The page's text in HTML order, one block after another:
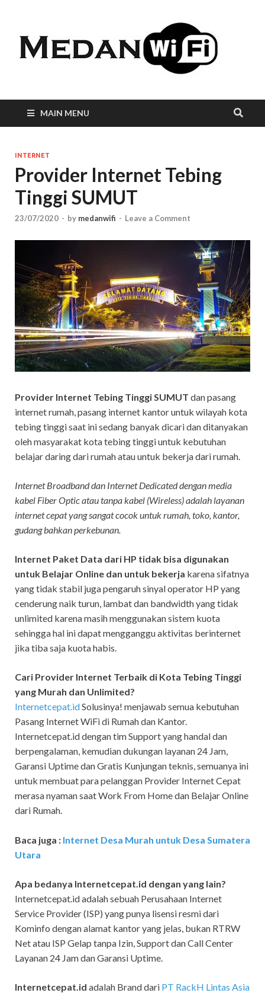
MAIN MENU
INTERNET
Provider Internet Tebing
Tinggi SUMUT
23/07/2020 - by medanwifi - Leave a Comment
Provider Internet Tebing Tinggi SUMUT dan pasang
internet rumah, pasang internet kantor untuk wilayah kota
tebing tinggi saat ini sedang banyak dicari dan ditanyakan
oleh masyarakat kota tebing tinggi untuk kebutuhan
belajar daring dari rumah atau untuk bekerja dari rumah.
Internet Broadband dan Internet Dedicated dengan media
kabel Fiber Optic atau tanpa kabel (Wireless) adalah layanan
internet cepat yang sangat cocok untuk rumah, toko, kantor,
gudang bahkan perkebunan.
Internet Paket Data dari HP tidak bisa digunakan
untuk Belajar Online dan untuk bekerja karena sifatnya
yang tidak stabil juga pengaruh sinyal operator HP yang
cenderung naik turun, lambat dan bandwidth yang tidak
unlimited karena masih menggunakan sistem kuota
sehingga hal ini dapat mengganggu aktivitas berinternet
jika tiba saja kuota habis.
Cari Provider Internet Terbaik di Kota Tebing Tinggi
yang Murah dan Unlimited?
Internetcepat.idSolusinya! menjawab semua kebutuhan
Pasang Internet WiFi di Rumah dan Kantor.
Internetcepat.id dengan tim Support yang handal dan
berpengalaman, kemudian dukungan layanan 24 Jam,
Garansi Uptime dan Gratis Kunjungan teknis, semuanya ini
untuk membuat para pelanggan Provider Internet Cepat
merasa nyaman saat Work From Home dan Belajar Online
dari Rumah.
Baca juga : Internet Desa Murah untuk Desa Sumatera
Utara
Apa bedanya Internetcepat.id dengan yang lain?
Internetcepat.id adalah sebuah Perusahaan Internet
Service Provider (ISP) yang punya lisensi resmi dari
Kominfo dengan alamat kantor yang jelas, bukan RTRW
Net atau ISP Gelap tanpa Izin, Support dan Call Center
Layanan 24 Jam dan Garansi Uptime.
Internetcepat.id adalah Brand dari PT RackH Lintas Asia